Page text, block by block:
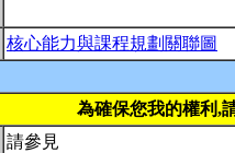
核心能力與課程規劃關聯圖
為確保您我的權利,
請參見